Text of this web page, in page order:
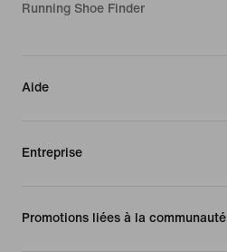
Running Shoe Finder
Aide
Entreprise
Promotions liées à la communauté